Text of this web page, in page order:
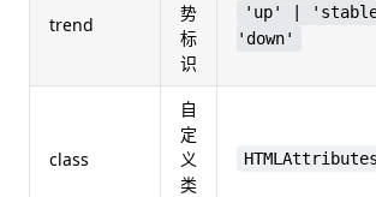
trend
势
标
识
'up' |
'down'
class
自
定
义
类